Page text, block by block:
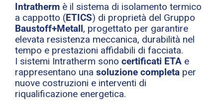
Intratherm è il sistema di isolamento termico
a cappotto (ETICS) di proprietà del Gruppo
Baustoff+Metall, progettato per garantire
elevata resistenza meccanica, durabilità nel
tempo e prestazioni affidabili di facciata.
I sistemi Intratherm sono certificati ETA e
rappresentano una soluzione completa per
nuove costruzioni e interventi di
riqualificazione energetica.